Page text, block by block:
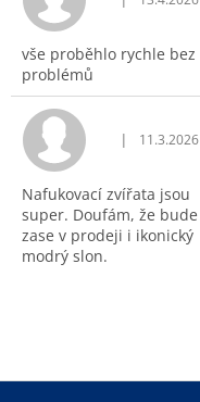
Hodnocení
vše proběhlo rychle bez
problémů
Hodnocení
| 11.3.2026
Nafukovací zvířata jsou
super. Doufám, že bude
zase v prodeji i ikonický
modrý slon.
Z